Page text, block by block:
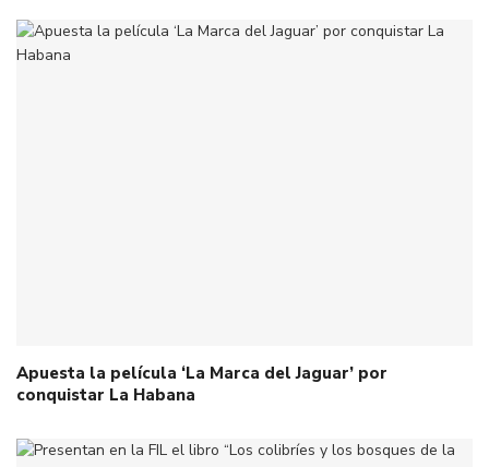
Apuesta la película ‘La Marca del Jaguar’ por
conquistar La Habana